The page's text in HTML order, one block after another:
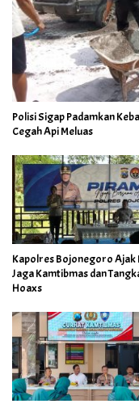
Polisi Sigap Padamkan
Cegah Api Meluas
Kapolres Bojonegoro Ajak
Jaga Kamtibmas dan
Hoaxs